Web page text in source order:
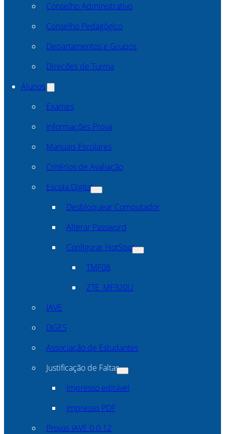
Conselho Administrativo
Conselho Pedagógico
Departamentos e Grupos
Direcões de Turma
Alunos
Exames
Informações Prova
Manuais Escolares
Critérios de Avaliação
Escola Digital
Desbloquear Computador
Alterar Password
Configurar HotSpot
TMF08
ZTE_MF920U
IAVE
DGES
Associação de Estudantes
Justificação de Faltas
Impresso editável
Impresso PDF
Provas IAVE 0.0.12